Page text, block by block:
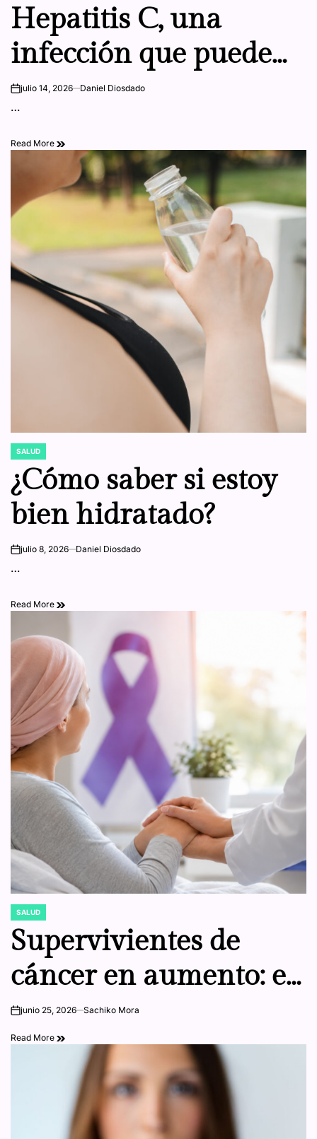
IN
Hepatitis C, una
infección que puede
curarse en más del
onjulio 14, 2026 Daniel Diosdado
…
Read More
POSTED
SALUD
¿Cómo saber si estoy
bien hidratado?
onjulio 8, 2026 Daniel Diosdado
…
Read More
POSTED
IN
SALUD
Supervivientes de
cáncer en aumento: el
nuevo reto de la
medicina va más allá
de curar la
enfermedad
onjunio 25, 2026 Sachiko Mora
Read More